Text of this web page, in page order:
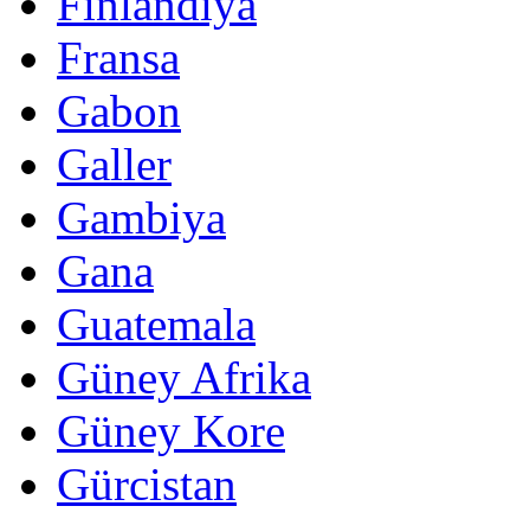
Fransa
Gabon
Galler
Gambiya
Gana
Guatemala
Güney Afrika
Güney Kore
Gürcistan